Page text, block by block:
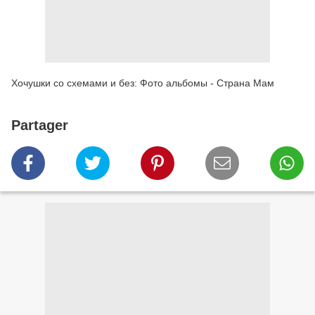
Хочушки со схемами и без: Фото альбомы - Страна Мам
Partager